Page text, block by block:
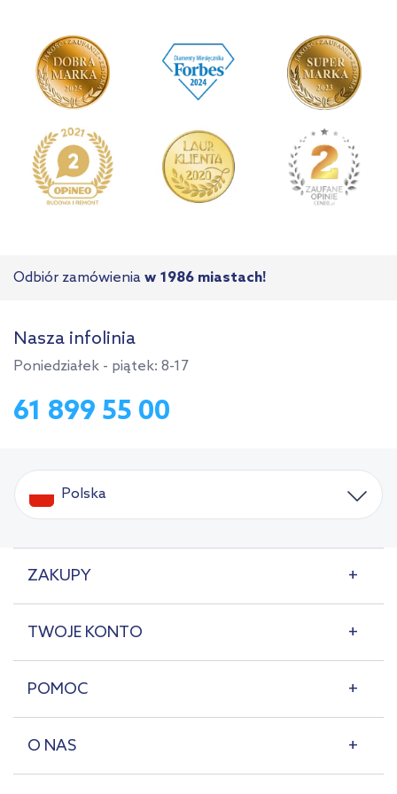
Odbiór zamówienia w 1986 miastach!
Nasza infolinia
Poniedziałek - piątek: 8-17
61 899 55 00
Polska
ZAKUPY
TWOJE KONTO
POMOC
O NAS